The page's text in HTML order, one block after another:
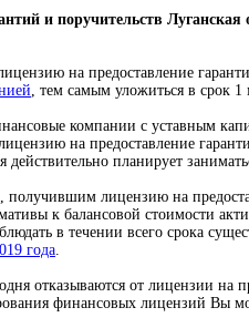
и поручительств Луганская
на предоставление
, тем самым уложиться в срок 1
компании с уставным
на предоставление
действительно планирует
лицензию на
к балансовой стоимости
в течении всего срока
года
отказываются от лицензии на
финансовых лицензий Вы